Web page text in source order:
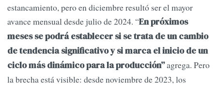
estancamiento, pero en diciembre resultó ser el mayor
avance mensual desde julio de 2024. “En próximos
meses se podrá establecer si se trata de un cambio
de tendencia significativo y si marca el inicio de un
ciclo más dinámico para la producción”agrega. Pero
la brecha está visible: desde noviembre de 2023, los